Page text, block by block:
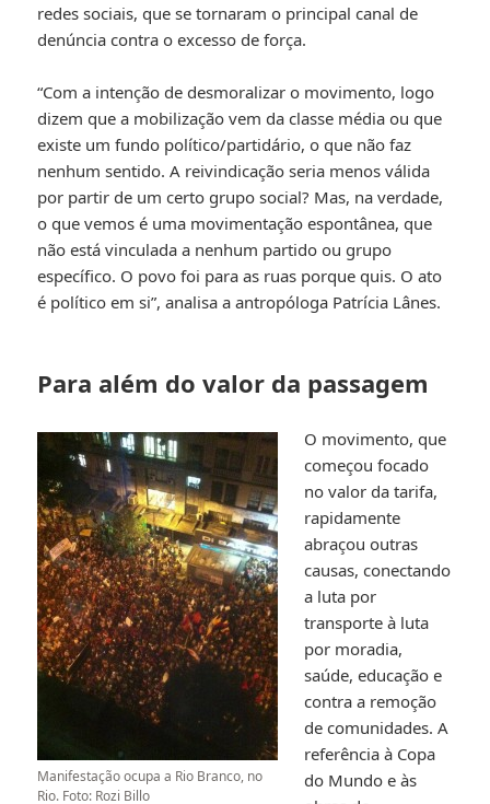
redes sociais, que se tornaram o principal canal de
denúncia contra o excesso de força.
“Com a intenção de desmoralizar o movimento, logo
dizem que a mobilização vem da classe média ou que
existe um fundo político/partidário, o que não faz
nenhum sentido. A reivindicação seria menos válida
por partir de um certo grupo social? Mas, na verdade,
o que vemos é uma movimentação espontânea, que
não está vinculada a nenhum partido ou grupo
específico. O povo foi para as ruas porque quis. O ato
é político em si”, analisa a antropóloga Patrícia Lânes.
Para além do valor da passagem
Manifestação ocupa a Rio Branco, no
Rio. Foto: Rozi Billo
O movimento, que
começou focado
no valor da tarifa,
rapidamente
abraçou outras
causas, conectando
a luta por
transporte à luta
por moradia,
saúde, educação e
contra a remoção
de comunidades. A
referência à Copa
do Mundo e às